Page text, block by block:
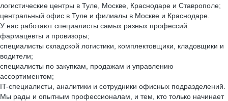
логистические центры в Туле, Москве, Краснодаре и Ставрополе;
центральный офис в Туле и филиалы в Москве и Краснодаре.
У нас работают специалисты самых разных профессий:
фармацевты и провизоры;
специалисты складской логистики, комплектовщики, кладовщики и
водители;
специалисты по закупкам, продажам и управлению
ассортиментом;
IT-специалисты, аналитики и сотрудники офисных подразделений.
Мы рады и опытным профессионалам, и тем, кто только начинает